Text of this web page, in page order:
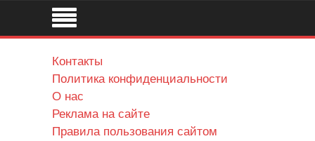
Контакты
Политика конфиденциальности
О нас
Реклама на сайте
Правила пользования сайтом